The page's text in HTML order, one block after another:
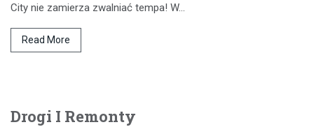
City nie zamierza zwalniać tempa! W…
Read More
Drogi I Remonty